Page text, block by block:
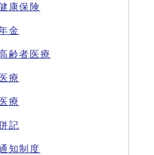
康保険
金
齢者医療
療
療
記
知制度